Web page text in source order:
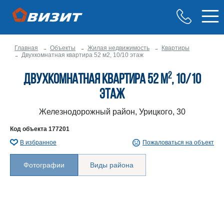
Главная Объекты Жилая недвижимость
Квартиры
Двухкомнатная квартира 52 м2, 10/10 этаж
Двухкомнатная квартира 52 м2, 10/10
этаж
Железнодорожный район, Урицкого, 30
Код объекта 177201
В избранное
Пожаловаться на объект
Фотографии Виды района